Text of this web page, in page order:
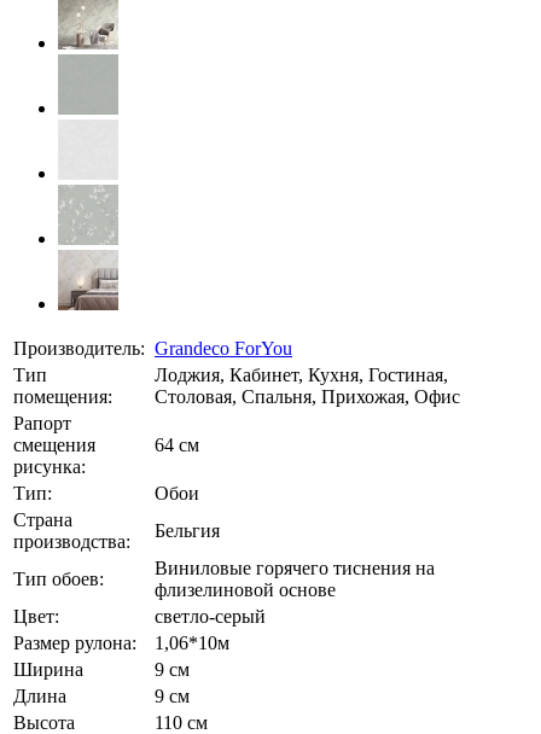
Производитель: Grandeco ForYou
Тип
помещения:
Лоджия, Кабинет, Кухня, Гостиная,
Столовая, Спальня, Прихожая, Офис
Рапорт
смещения
рисунка:
64 см
Тип:
Обои
Страна
производства:
Бельгия
Тип обоев:
Виниловые горячего тиснения на
флизелиновой основе
Цвет:
светло-серый
Размер рулона:
1,06*10м
Ширина
9 см
Длина
9 см
Высота
110 см